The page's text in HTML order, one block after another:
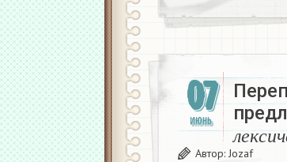
07
ИЮНЬ
л е к с и ч
лекс
Автор: Jozaf